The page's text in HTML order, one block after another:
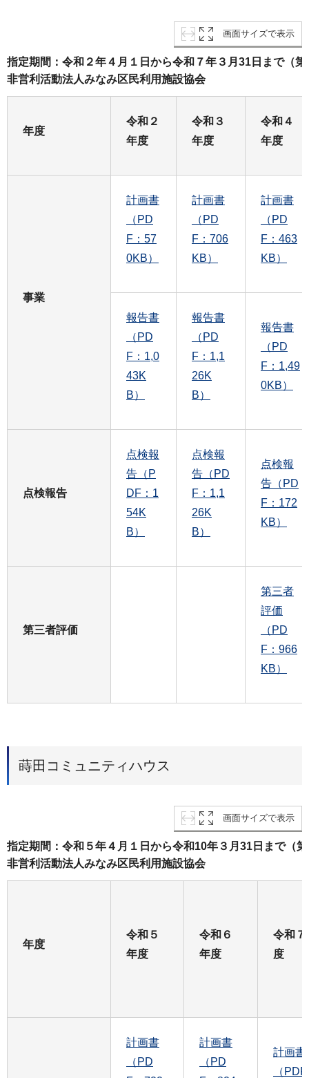
画面サイズで表示
指定期間：令和２年４月１日から令和７年３月31日まで（
非営利活動法人みなみ区民利用施設協会
年度
令和２
年度
令和３
年度
令和４
年度
事業
計画書
（PD
F：57
0KB）
計画書
（PD
F：706
KB）
計画書
（PD
F：463
KB）
報告書
（PD
F：1,0
43K
B）
報告書
（PD
F：1,1
26K
B）
報告書
（PD
F：1,49
0KB）
点検報告
点検報
告（P
DF：1
54K
B）
点検報
告（PD
F：1,1
26K
B）
点検報
告（PD
F：172
KB）
第三者評価
第三者
評価
（PD
F：966
KB）
蒔田コミュニティハウス
画面サイズで表示
指定期間：令和５年４月１日から令和10年３月31日まで（
非営利活動法人みなみ区民利用施設協会
年度
令和５
年度
令和６
年度
令和７
度
計画書
（PD
計画書
（PD
計画書
（